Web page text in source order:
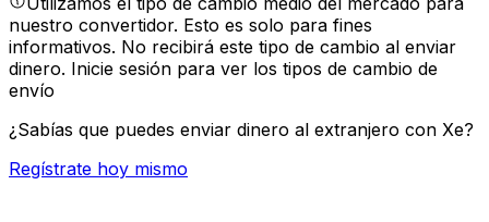
nuestro convertidor. Esto es solo para fines
informativos. No recibirá este tipo de cambio al enviar
dinero. Inicie sesión para ver los tipos de cambio de
envío
¿Sabías que puedes enviar dinero al extranjero con Xe?
Regístrate hoy mismo